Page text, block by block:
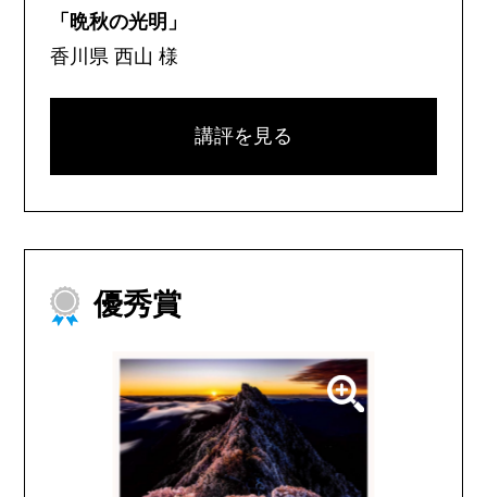
「晩秋の光明」
香川県 西山 様
講評を見る
優秀賞